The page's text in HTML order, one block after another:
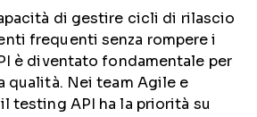
di gestire cicli di rilascio
frequenti senza rompere i
è diventato fondamentale per
qualità. Nei team Agile e
testing API ha la priorità su